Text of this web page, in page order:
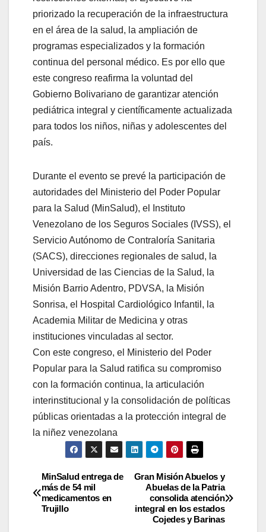
priorizado la recuperación de la infraestructura
en el área de la salud, la ampliación de
programas especializados y la formación
continua del personal médico. Es por ello que
este congreso reafirma la voluntad del
Gobierno Bolivariano de garantizar atención
pediátrica integral y científicamente actualizada
para todos los niños, niñas y adolescentes del
país.
Durante el evento se prevé la participación de
autoridades del Ministerio del Poder Popular
para la Salud (MinSalud), el Instituto
Venezolano de los Seguros Sociales (IVSS), el
Servicio Autónomo de Contraloría Sanitaria
(SACS), direcciones regionales de salud, la
Universidad de las Ciencias de la Salud, la
Misión Barrio Adentro, PDVSA, la Misión
Sonrisa, el Hospital Cardiológico Infantil, la
Academia Militar de Medicina y otras
instituciones vinculadas al sector.
Con este congreso, el Ministerio del Poder
Popular para la Salud ratifica su compromiso
con la formación continua, la articulación
interinstitucional y la consolidación de políticas
públicas orientadas a la protección integral de
la niñez venezolana
Gran Misión Abuelos y
Abuelas de la Patria
consolida atención
integral en los estados
Cojedes y Barinas
MinSalud entrega de
más de 54 mil
medicamentos en
Trujillo